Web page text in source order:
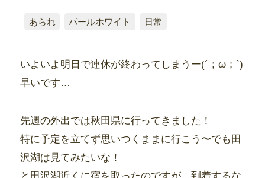
あられ パールホワイト 日常
いよいよ明日で連休が終わってしまうー(´；ω；`)
早いです…
先週の外出では秋田県に行ってきました！
特に予定を立てず思いつくままに行こう〜でも田
沢湖は見てみたいな！